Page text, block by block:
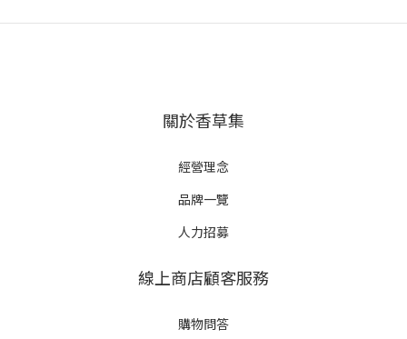
關於香草集
經營理念
品牌一覽
人力招募
線上商店顧客服務
購物問答